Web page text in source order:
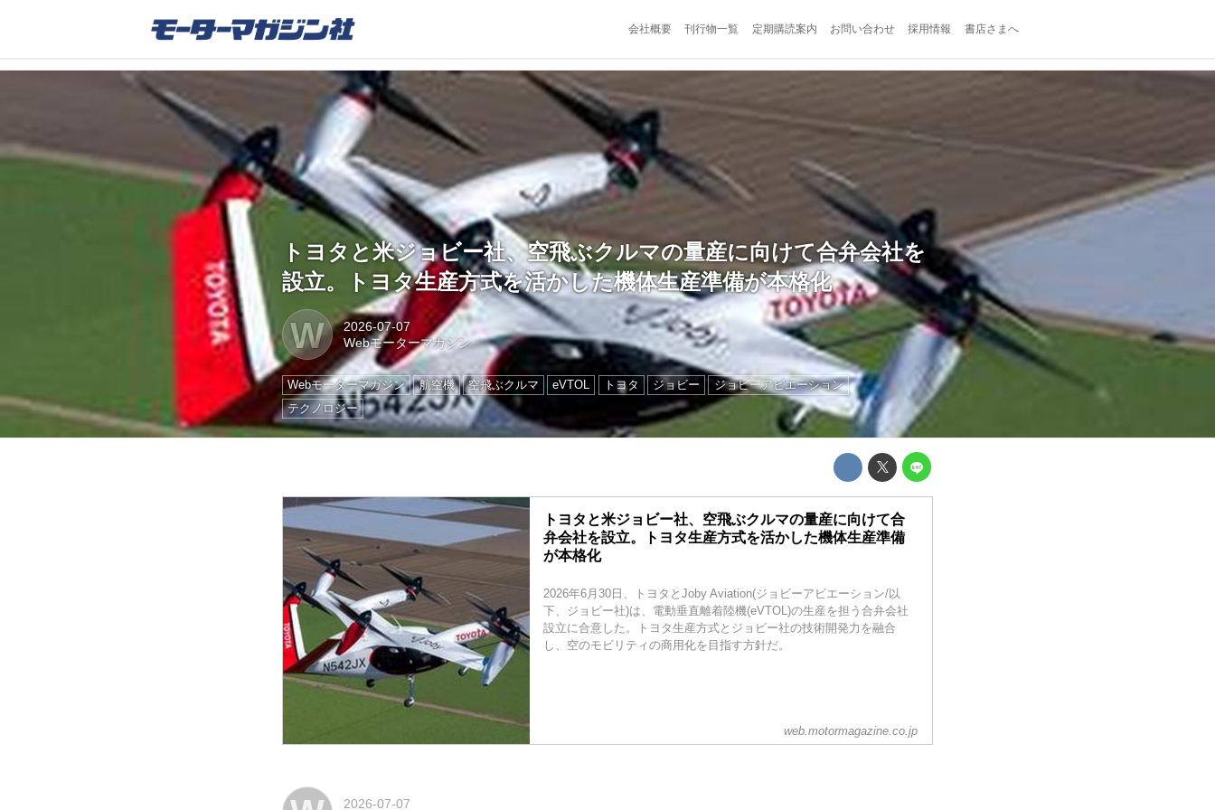
会社概要 刊行物一覧 定期購読案内 お問い合わせ 採用情報 書店さまへ
トヨタと米ジョビー社、空飛ぶクルマの量産に向けて合弁会社を
設立。トヨタ生産方式を活かした機体生産準備が本格化
W
2026-07-07
Webモーターマガジン
Webモーターマガジン 航空機 空飛ぶクルマ eVTOL トヨタ ジョビー
ジョビーアビエーション
テクノロジー
トヨタと米ジョビー社、空飛ぶクルマの量産に向けて合
弁会社を設立。トヨタ生産方式を活かした機体生産準備
が本格化
2026年6月30日、トヨタとJoby Aviation(ジョビーアビエーション/以
下、ジョビー社)は、電動垂直離着陸機(eVTOL)の生産を担う合弁会社
設立に合意した。トヨタ生産方式とジョビー社の技術開発力を融合
し、空のモビリティの商用化を目指す方針だ。
web.motormagazine.co.jp
2026-07-07